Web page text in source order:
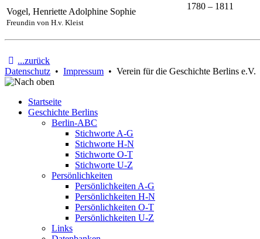
Vogel, Henriette Adolphine Sophie
Freundin von H.v. Kleist
1780 – 1811
...zurück
Datenschutz • Impressum • Verein für die Geschichte Berlins e.V.
Startseite
Geschichte Berlins
Berlin-ABC
Stichworte A-G
Stichworte H-N
Stichworte O-T
Stichworte U-Z
Persönlichkeiten
Persönlichkeiten A-G
Persönlichkeiten H-N
Persönlichkeiten O-T
Persönlichkeiten U-Z
Links